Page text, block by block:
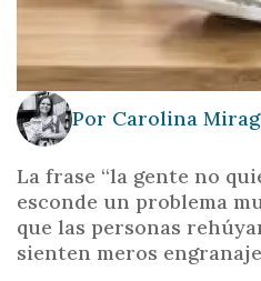
Por Carolina
La frase “la gente no
esconde un problema
que las personas
sienten meros